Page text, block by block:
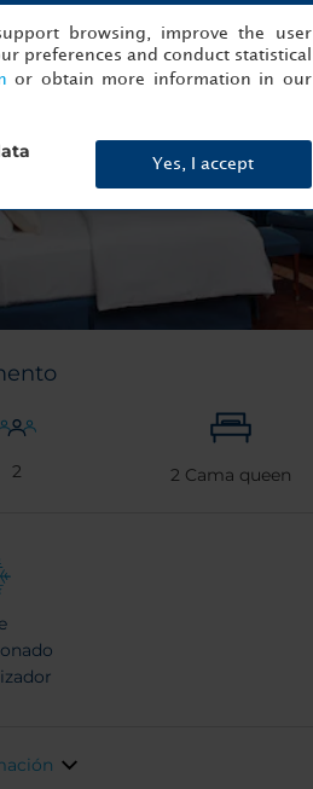
2 2 Cama queen
browsing, improve the user
preferences and conduct statistical
or obtain more information in our
Yes, I accept